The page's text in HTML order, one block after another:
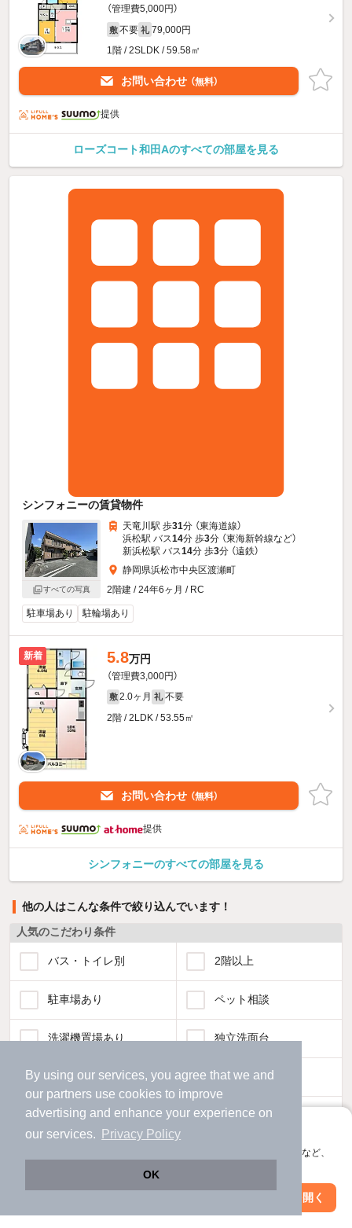
By using our services, you agree that we and
our partners use cookies to improve
advertising and enhance your experience on
our services.
Privacy Policy
OK
アプリに切り替えて、サクサクお部屋探し
会員登録なしですぐ使える。マップ検索やお気に入り保存など、
アプリを開く
（管理費5,000円）
敷 不要 礼 79,000円
1階 / 2SLDK / 59.58㎡
お問い合わせ （無料）
提供
ローズコート和田Aのすべての部屋を見る
シンフォニーの賃貸物件
すべての写真
天竜川駅 歩31分 （東海道線）
浜松駅 バス14分 歩3分 （東海新幹線など）
新浜松駅 バス14分 歩3分 （遠鉄）
静岡県浜松市中央区渡瀬町
2階建 / 24年6ヶ月 / RC
駐車場あり 駐輪場あり
新着 5.8万円
（管理費3,000円）
敷 2.0ヶ月 礼 不要
2階 / 2LDK / 53.55㎡
お問い合わせ （無料）
提供
シンフォニーのすべての部屋を見る
他の人はこんな条件で絞り込んでいます！
人気のこだわり条件
バス・トイレ別 2階以上
駐車場あり ペット相談
洗濯機置場あり 独立洗面台
エアコンあり 都市ガス
温水洗浄便座 オートロック
TV付インターホン 角部屋
絞り込み条件を変更